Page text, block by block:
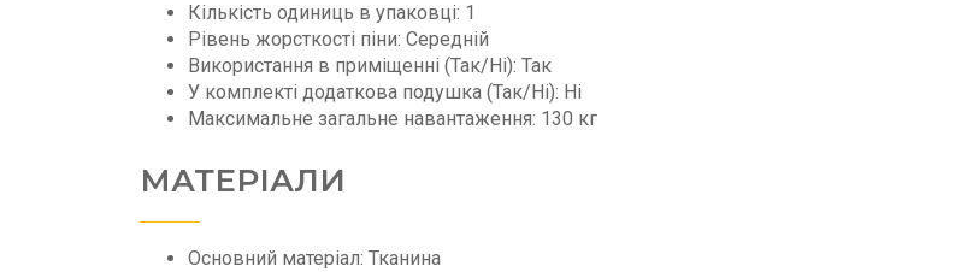
Кількість одиниць в упаковці: 1
Рівень жорсткості піни: Середній
Використання в приміщенні (Так/Ні): Так
У комплекті додаткова подушка (Так/Ні): Ні
Максимальне загальне навантаження: 130 кг
МАТЕРІАЛИ
Основний матеріал: Тканина